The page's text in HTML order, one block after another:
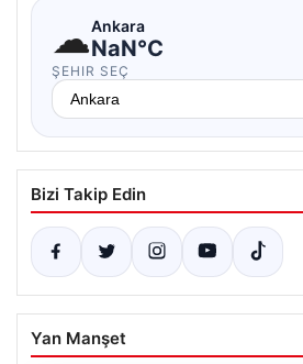
☁Ankara
NaN°C
ŞEHIR SEÇ
Bizi Takip Edin
Yan Manşet